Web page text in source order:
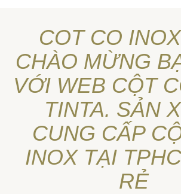
COT CO
CHÀO MỪNG
VỚI WEB CỘT
TINTA. SẢN
CUNG CẤP
INOX TẠI
RẺ